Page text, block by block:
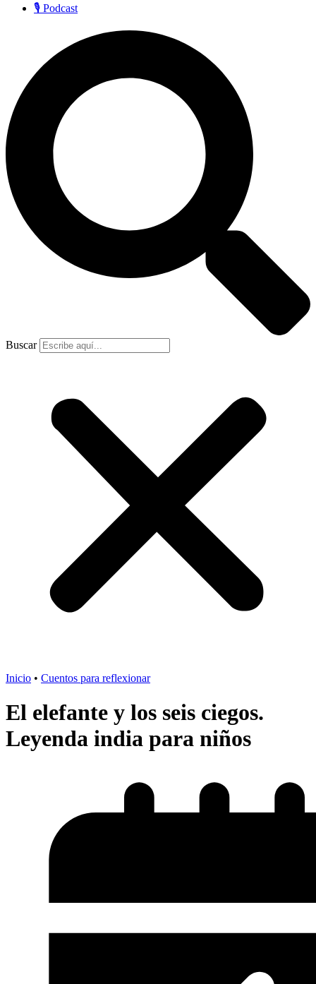
🎙️ Podcast
Buscar
Inicio • Cuentos para reflexionar
El elefante y los seis ciegos.
Leyenda india para niños